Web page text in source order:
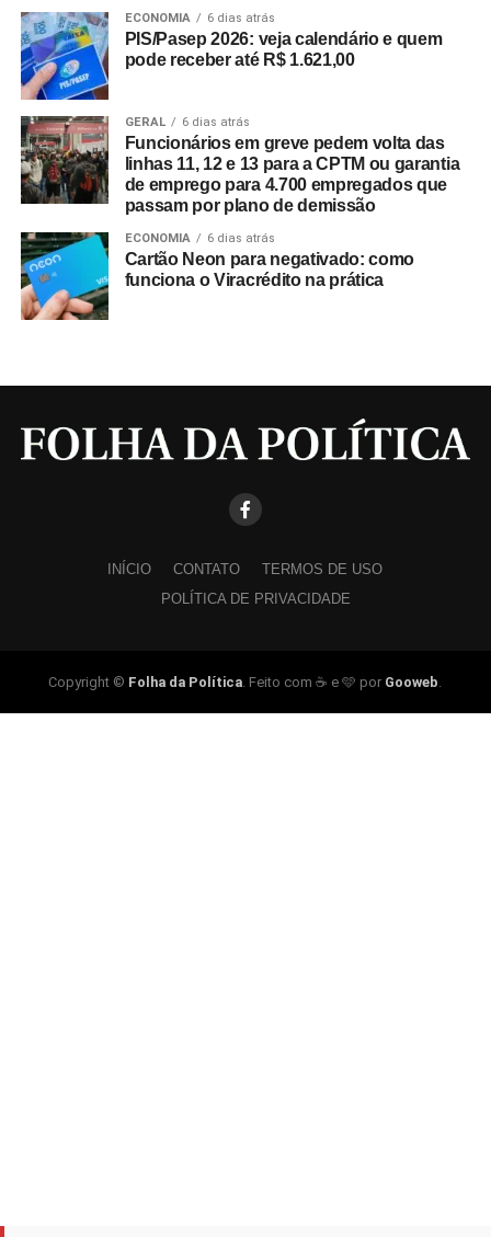
ECONOMIA 6 dias atrás
PIS/Pasep 2026: veja calendário e quem
pode receber até R$ 1.621,00
GERAL 6 dias atrás
Funcionários em greve pedem volta das
linhas 11, 12 e 13 para a CPTM ou garantia
de emprego para 4.700 empregados que
passam por plano de demissão
ECONOMIA 6 dias atrás
Cartão Neon para negativado: como
funciona o Viracrédito na prática
INÍCIO CONTATO
TERMOS DE USO
POLÍTICA DE PRIVACIDADE
Copyright © Folha da Política. Feito com ☕ e 🩵 por Gooweb.